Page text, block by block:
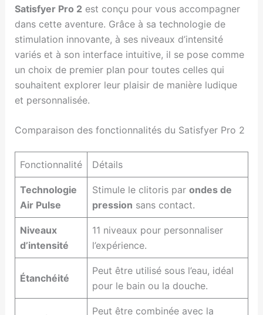
Satisfyer Pro 2est conçu pour vous accompagner
dans cette aventure. Grâce à sa technologie de
stimulation innovante, à ses niveaux d’intensité
variés et à son interface intuitive, il se pose comme
un choix de premier plan pour toutes celles qui
souhaitent explorer leur plaisir de manière ludique
et personnalisée.
Comparaison des fonctionnalités du Satisfyer Pro 2
Fonctionnalité Détails
Technologie
Air Pulse
Stimule le clitoris par ondes de
pression sans contact.
Niveaux
d’intensité
11 niveaux pour personnaliser
l’expérience.
Étanchéité
Peut être utilisé sous l’eau, idéal
pour le bain ou la douche.
Peut être combinée avec la